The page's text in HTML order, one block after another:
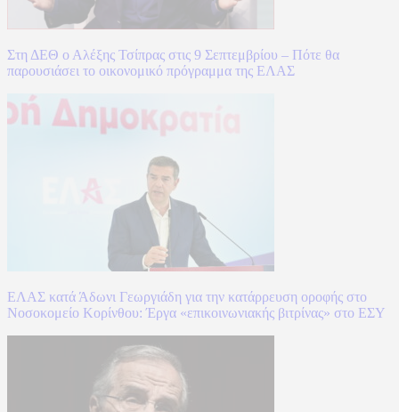
Στη ΔΕΘ ο Αλέξης Τσίπρας στις 9 Σεπτεμβρίου – Πότε θα
παρουσιάσει το οικονομικό πρόγραμμα της ΕΛΑΣ
ΕΛΑΣ κατά Άδωνι Γεωργιάδη για την κατάρρευση οροφής στο
Νοσοκομείο Κορίνθου: Έργα «επικοινωνιακής βιτρίνας» στο ΕΣΥ